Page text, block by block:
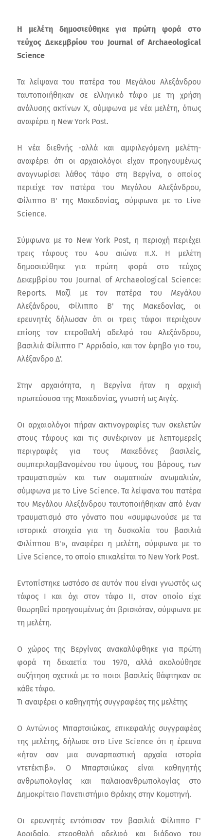
Η μελέτη δημοσιεύθηκε για πρώτη φορά στο
τεύχος Δεκεμβρίου του Journal of Archaeological
Science
Τα λείψανα του πατέρα του Μεγάλου Αλεξάνδρου
ταυτοποιήθηκαν σε ελληνικό τάφο με τη χρήση
ανάλυσης ακτίνων Χ, σύμφωνα με νέα μελέτη, όπως
αναφέρει η New York Post.
Η νέα διεθνής -αλλά και αμφιλεγόμενη μελέτη-
αναφέρει ότι οι αρχαιολόγοι είχαν προηγουμένως
αναγνωρίσει λάθος τάφο στη Βεργίνα, ο οποίος
περιείχε τον πατέρα του Μεγάλου Αλεξάνδρου,
Φίλιππο Β' της Μακεδονίας, σύμφωνα με το Live
Science.
Σύμφωνα με το New York Post, η περιοχή περιέχει
τρεις τάφους του 4ου αιώνα π.Χ. Η μελέτη
δημοσιεύθηκε για πρώτη φορά στο τεύχος
Δεκεμβρίου του Journal of Archaeological Science:
Reports. Μαζί με τον πατέρα του Μεγάλου
Αλεξάνδρου, Φίλιππο Β' της Μακεδονίας, οι
ερευνητές δήλωσαν ότι οι τρεις τάφοι περιέχουν
επίσης τον ετεροθαλή αδελφό του Αλεξάνδρου,
βασιλιά Φίλιππο Γ' Αρριδαίο, και τον έφηβο γιο του,
Αλέξανδρο Δ'.
Στην αρχαιότητα, η Βεργίνα ήταν η αρχική
πρωτεύουσα της Μακεδονίας, γνωστή ως Αιγές.
Οι αρχαιολόγοι πήραν ακτινογραφίες των σκελετών
στους τάφους και τις συνέκριναν με λεπτομερείς
περιγραφές για τους Μακεδόνες βασιλείς,
συμπεριλαμβανομένου του ύψους, του βάρους, των
τραυματισμών και των σωματικών ανωμαλιών,
σύμφωνα με το Live Science. Τα λείψανα του πατέρα
του Μεγάλου Αλεξάνδρου ταυτοποιήθηκαν από έναν
τραυματισμό στο γόνατο που «συμφωνούσε με τα
ιστορικά στοιχεία για τη δυσκολία του βασιλιά
Φιλίππου Β'», αναφέρει η μελέτη, σύμφωνα με το
Live Science, το οποίο επικαλείται τo New York Post.
Εντοπίστηκε ωστόσο σε αυτόν που είναι γνωστός ως
τάφος Ι και όχι στον τάφο ΙΙ, στον οποίο είχε
θεωρηθεί προηγουμένως ότι βρισκόταν, σύμφωνα με
τη μελέτη.
Ο χώρος της Βεργίνας ανακαλύφθηκε για πρώτη
φορά τη δεκαετία του 1970, αλλά ακολούθησε
συζήτηση σχετικά με το ποιοι βασιλείς θάφτηκαν σε
κάθε τάφο.
Τι αναφέρει ο καθηγητής συγγραφέας της μελέτης
Ο Αντώνιος Μπαρτσιώκας, επικεφαλής συγγραφέας
της μελέτης, δήλωσε στο Live Science ότι η έρευνα
«ήταν σαν μια συναρπαστική αρχαία ιστορία
ντετέκτιβ». Ο Μπαρτσιώκας είναι καθηγητής
ανθρωπολογίας και παλαιοανθρωπολογίας στο
Δημοκρίτειο Πανεπιστήμιο Θράκης στην Κομοτηνή.
Οι ερευνητές εντόπισαν τον βασιλιά Φίλιππο Γ'
Αρριδαίο, ετεροθαλή αδελφό και διάδοχο του